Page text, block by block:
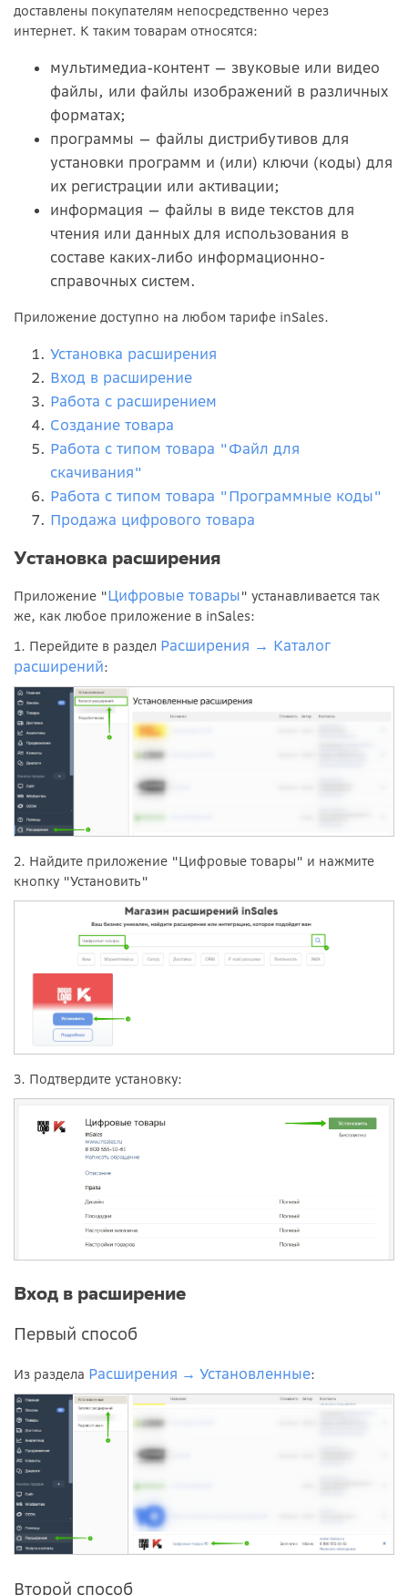
доставлены покупателям непосредственно через
интернет. К таким товарам относятся:
мультимедиа-контент — звуковые или видео
файлы, или файлы изображений в различных
форматах;
программы — файлы дистрибутивов для
установки программ и (или) ключи (коды) для
их регистрации или активации;
информация — файлы в виде текстов для
чтения или данных для использования в
составе каких-либо информационно-
справочных систем.
Приложение доступно на любом тарифе inSales.
Установка расширения
Вход в расширение
Работа с расширением
Создание товара
Работа с типом товара "Файл для
скачивания"
Работа с типом товара "Программные коды"
Продажа цифрового товара
Установка расширения
Приложение "Цифровые товары" устанавливается так
же, как любое приложение в inSales:
1. Перейдите в раздел Расширения → Каталог
расширений:
2. Найдите приложение "Цифровые товары" и нажмите
кнопку "Установить"
3. Подтвердите установку:
Вход в расширение
Первый способ
Из раздела Расширения → Установленные:
Второй способ